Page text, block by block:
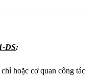
DS:
hoặc cơ quan công tác